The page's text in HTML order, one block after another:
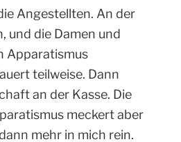
Angestellten. An der
und die Damen und
Apparatismus
teilweise. Dann
an der Kasse. Die
meckert aber
mehr in mich rein.